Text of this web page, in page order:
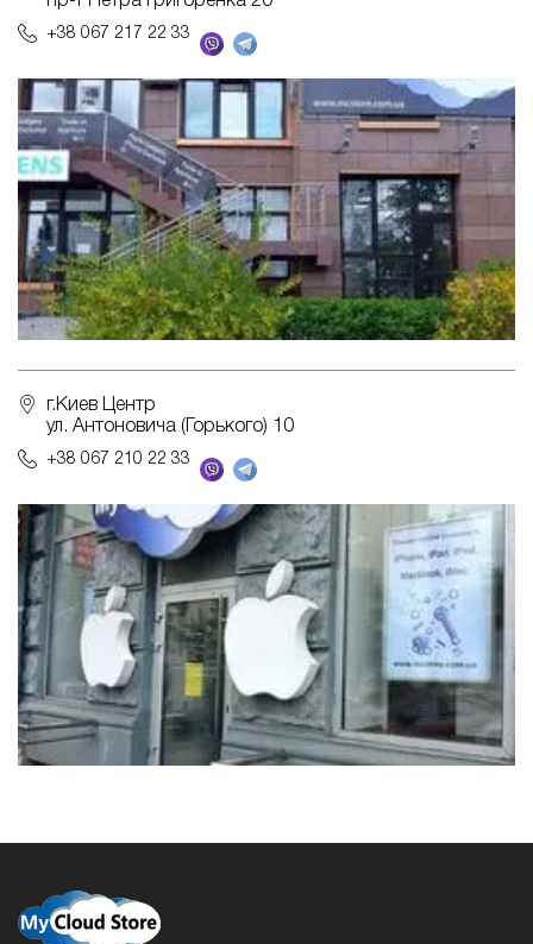
+38 067 217 22 33
г.Киев Центр
ул. Антоновича (Горького) 10
+38 067 210 22 33